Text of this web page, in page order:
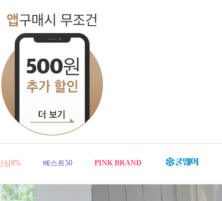
상8% 베스트50 PINK BRAND